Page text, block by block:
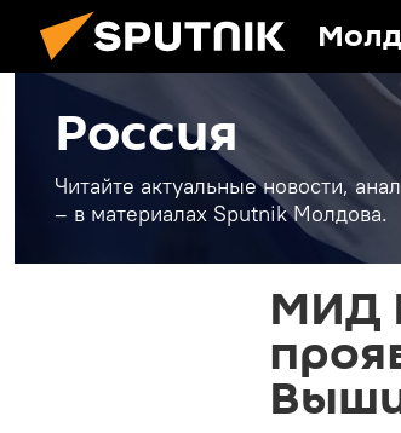
Россия
Читайте актуальные новости,
– в материалах Sputnik Молдова.
МИД